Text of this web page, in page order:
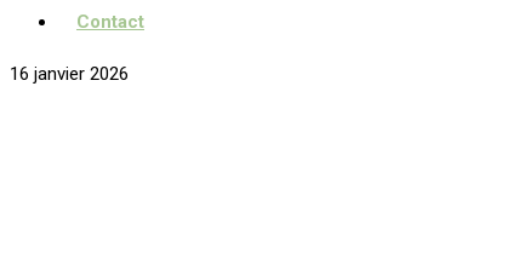
Contact
16 janvier 2026